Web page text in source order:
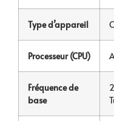
Type d’appareil
Processeur (CPU)
Fréquence de
base